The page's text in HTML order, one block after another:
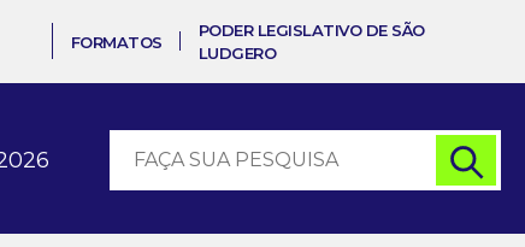
FORMATOS
PODER LEGISLATIVO DE SÃO
LUDGERO